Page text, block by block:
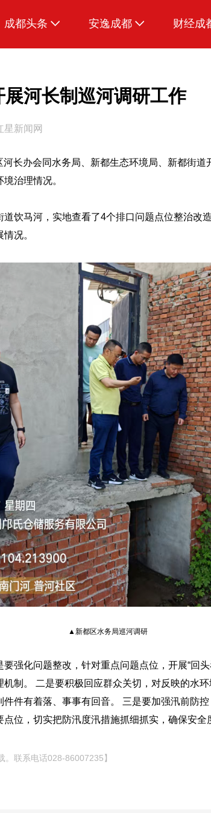
成都头条
本地
头条智造
传真机
公示
安逸成都
美食
财经成
河长制巡河调研工作
星新闻网
长办会同水务局、新都生态环境局、新都街道
治理情况。
饮马河，实地查看了4个排口问题点位整治改
况。
▲新都区水务局巡河调研
强化问题整改，针对重点问题点位，开展“回头
制。 二是要积极回应群众关切，对反映的水
件有着落、事事有回音。 三是要加强汛前防
位，切实把防汛度汛措施抓细抓实，确保安全
。联系电话028-86007235】